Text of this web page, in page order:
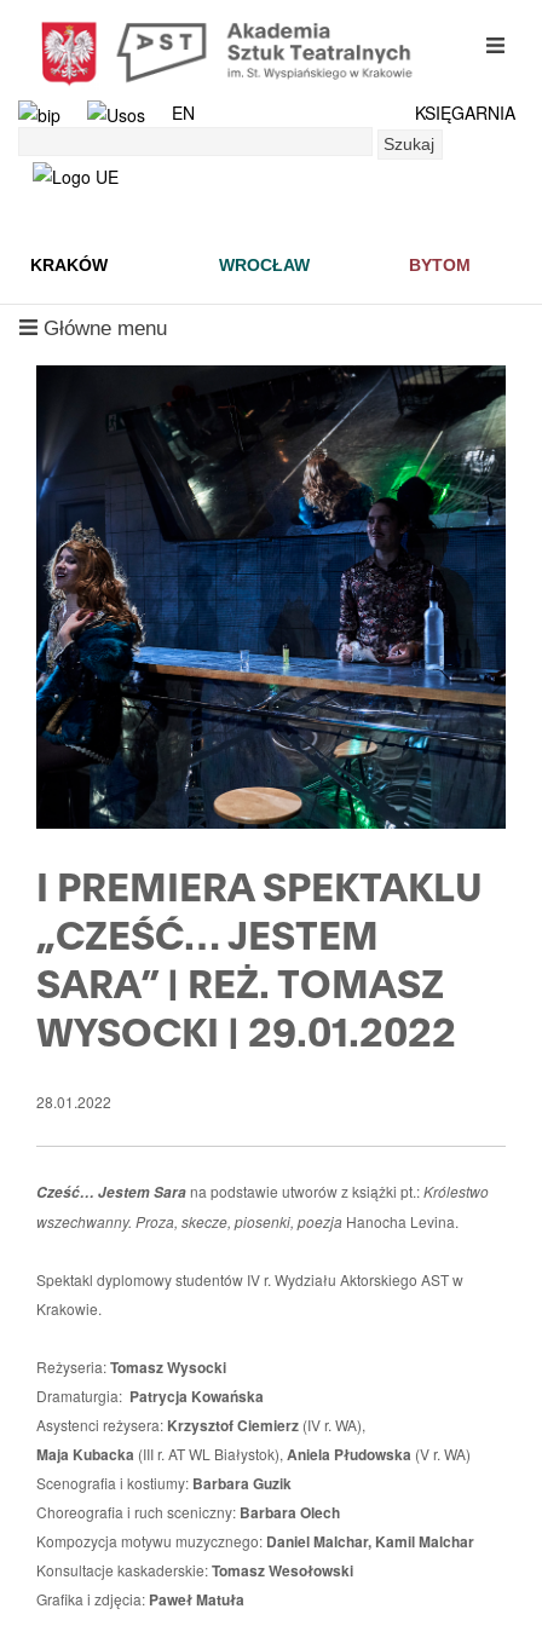
EN
KSIĘGARNIA
Szukaj
KRAKÓW WROCŁAW BYTOM
mobilne
Główne menu
I PREMIERA SPEKTAKLU
„CZEŚĆ… JESTEM
SARA” | REŻ. TOMASZ
WYSOCKI | 29.01.2022
28.01.2022
Cześć… Jestem Sarana podstawie utworów z książki pt.:Królestwo
wszechwanny. Proza, skecze, piosenki, poezja Hanocha Levina.
Spektakl dyplomowy studentów IV r. Wydziału Aktorskiego AST w
Krakowie.
Reżyseria:Tomasz Wysocki
Dramaturgia: Patrycja Kowańska
Asystenci reżysera: Krzysztof Ciemierz (IV r. WA),
Maja Kubacka (III r. AT WL Białystok), Aniela Płudowska (V r. WA)
Scenografia i kostiumy: Barbara Guzik
Choreografia i ruch sceniczny: Barbara Olech
Kompozycja motywu muzycznego: Daniel Malchar, Kamil Malchar
Konsultacje kaskaderskie:Tomasz Wesołowski
Grafika i zdjęcia: Paweł Matuła